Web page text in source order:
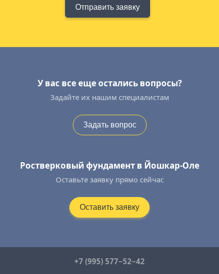
Отправить заявку
У вас все еще остались вопросы?
Задайте их нашим специалистам
Задать вопрос
Ростверковый фундамент в Йошкар-Оле
Оставьте заявку прямо сейчас
Оставить заявку
+7 (995) 577−52−42